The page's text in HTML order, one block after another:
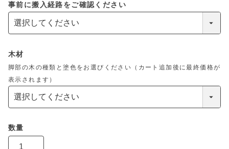
事前に搬入経路をご確認ください
木材
脚部の木の種類と塗色をお選びください（カート追加後に最終価格が
表示されます）